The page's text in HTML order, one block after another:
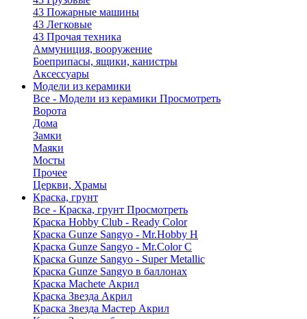
43 Пожарные машины
43 Легковые
43 Прочая техника
Аммуниция, вооружение
Боеприпасы, ящики, канистры
Аксессуары
Модели из керамики
Все - Модели из керамики Просмотреть
Ворота
Дома
Замки
Маяки
Мосты
Прочее
Церкви, Храмы
Краска, грунт
Все - Краска, грунт Просмотреть
Краска Hobby Club - Ready Color
Краска Gunze Sangyo - Mr.Hobby H
Краска Gunze Sangyo - Mr.Color C
Краска Gunze Sangyo - Super Metallic
Краска Gunze Sangyo в баллонах
Краска Machete Акрил
Краска Звезда Акрил
Краска Звезда Мастер Акрил